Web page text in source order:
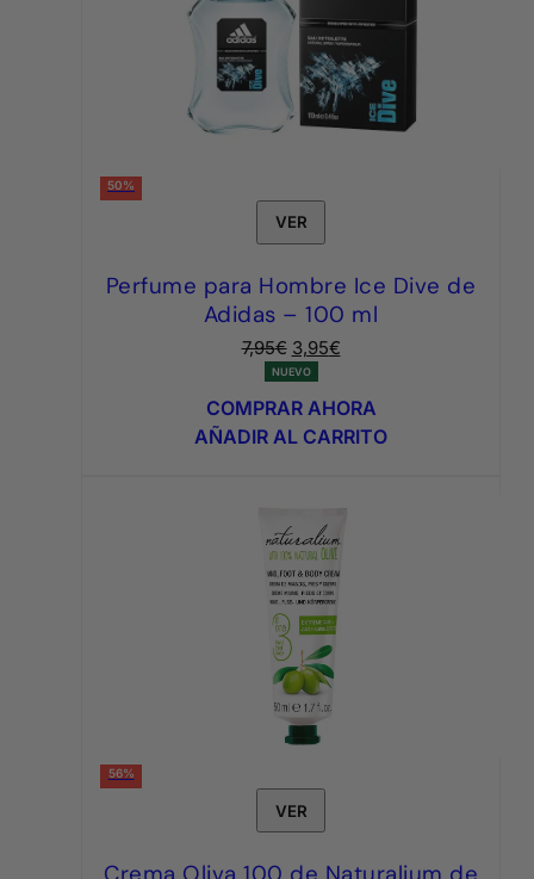
50%
VER
Perfume para Hombre Ice Dive de
Adidas – 100 ml
7,95€ El
precio
original
era:
3,95€El
actual
es:
NUEVO
COMPRAR AHORA
AÑADIR AL CARRITO
56%
VER